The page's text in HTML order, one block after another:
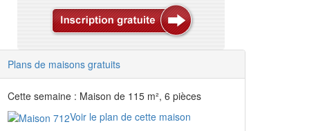
Plans de maisons gratuits
Cette semaine : Maison de 115 m², 6 pièces
Voir le plan de cette maison